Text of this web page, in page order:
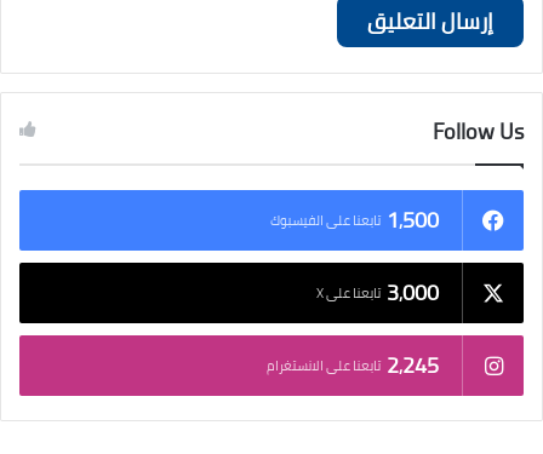
Follow Us
1٬500 تابعنا على الفيسبوك
3٬000 تابعنا على X
2٬245 تابعنا على الانستغرام